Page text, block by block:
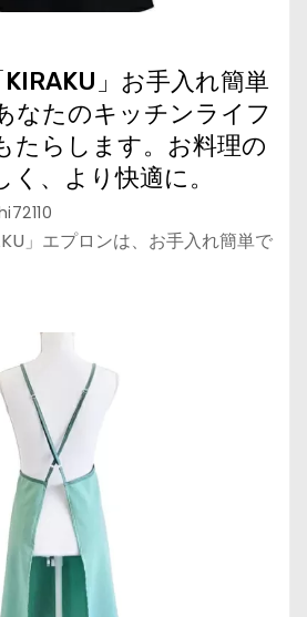
」お手入れ簡単
なたのキッチンライフ
たらします。お料理の
、より快適に。
」エプロンは、お手入れ簡単で